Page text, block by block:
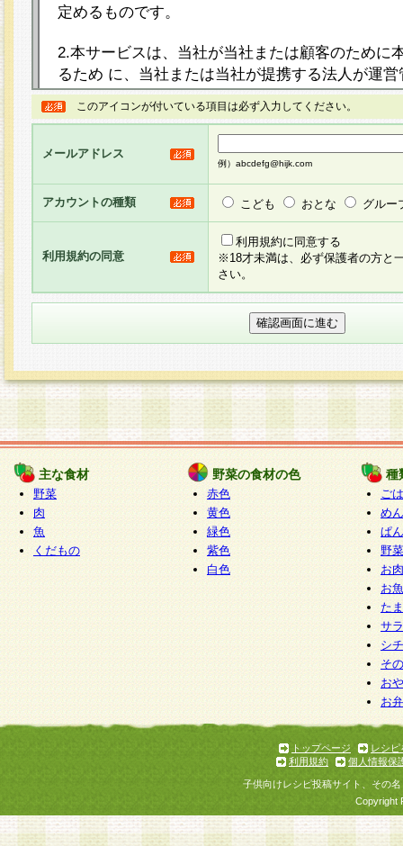
定めるものです。
2.本サービスは、当社が当社または顧客のために
るため に、当社または当社が提携する法人が運
ト（以下「本サイト」といいます。）上に本サー
ージを設け、会員がアンケー ト調査に回答する
し、その結果を当社が集計・分析その他の利用を
るものです。なお、本サービスは、それぞれの目
員に対して本サービスの依頼を行うこともあり、
た全ての会員に対して本サービスの依頼をすると
りま す。
3.当社は、会員の事前の承諾を得ることなく、当
方 法・手段にて、本規約を任意に制定、変更ま
きるものとします。改定後の本規約等は、本規約
に掲示したときに、その 他の諸規定については
てその効力を生じるものとします。
4.本規約は、会員登録希望者による会員登録手続
の当社による会員登録の承認が完了した時点で会
たものとみなされ、会員に対して適用されるもの
5.当社がお聞きする個人情報は、すべて会員登録
で提 供いただいたものと考えております。従っ
自らの個人情報の提供を希望されない場合には、
をお預かりいたしません が、提供されないこと
商品やサービス等をご利用いただけない場合があ
了承ください。
6.当社は、お客様から当社が保有している個人情
加・ 利用停止等を求められた場合には、ご本人
て確認できた場合に限り、法令に準拠して合理的
いただきます。なお、開示 請求等の請求先は個
ります。
1.会員とは、本規約等を承諾のうえ、当社所定の
了し、当社が承認した者、グループとします。な
が以下に該当する場合は会員登録をすることがで
このアイコンが付いている項目は必ず入力してください。
メールアドレス
例）abcdefg@hijk.com
アカウントの種類 こども おとな グルー
利用規約の同意
利用規約に同意する
※18才未満は、必ず保護者の方と
さい。
主な食材
野菜
肉
魚
くだもの
野菜の食材の色
赤色
黄色
緑色
紫色
白色
種
ご
めん
ぱん
野
お
お
た
サ
シ
そ
お
お
トップページ
レシピ
利用規約
個人情報保
子供向けレシピ投稿サイト、その
Copyright